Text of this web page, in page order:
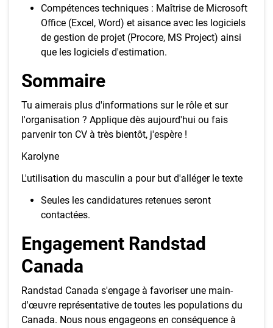
Compétences techniques : Maîtrise de Microsoft
Office (Excel, Word) et aisance avec les logiciels
de gestion de projet (Procore, MS Project) ainsi
que les logiciels d'estimation.
Sommaire
Tu aimerais plus d'informations sur le rôle et sur
l'organisation ? Applique dès aujourd'hui ou fais
parvenir ton CV à très bientôt, j'espère !
Karolyne
L'utilisation du masculin a pour but d'alléger le texte
Seules les candidatures retenues seront
contactées.
Engagement Randstad
Canada
Randstad Canada s'engage à favoriser une main-
d'œuvre représentative de toutes les populations du
Canada. Nous nous engageons en conséquence à